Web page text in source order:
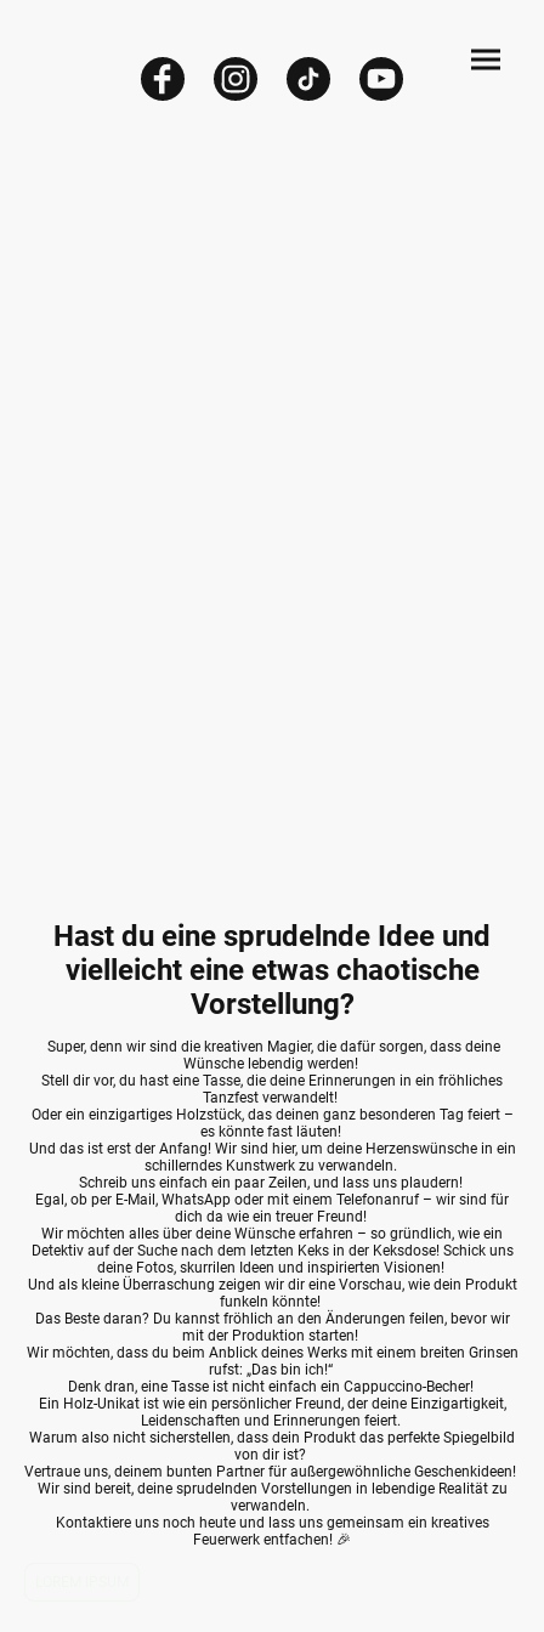
Hast du eine sprudelnde Idee und
vielleicht eine etwas chaotische
Vorstellung?
Super, denn wir sind die kreativen Magier, die dafür sorgen, dass deine
Wünsche lebendig werden!
Stell dir vor, du hast eine Tasse, die deine Erinnerungen in ein fröhliches
Tanzfest verwandelt!
Oder ein einzigartiges Holzstück, das deinen ganz besonderen Tag feiert –
es könnte fast läuten!
Und das ist erst der Anfang! Wir sind hier, um deine Herzenswünsche in ein
schillerndes Kunstwerk zu verwandeln.
Schreib uns einfach ein paar Zeilen, und lass uns plaudern!
Egal, ob per E-Mail, WhatsApp oder mit einem Telefonanruf – wir sind für
dich da wie ein treuer Freund!
Wir möchten alles über deine Wünsche erfahren – so gründlich, wie ein
Detektiv auf der Suche nach dem letzten Keks in der Keksdose! Schick uns
deine Fotos, skurrilen Ideen und inspirierten Visionen!
Und als kleine Überraschung zeigen wir dir eine Vorschau, wie dein Produkt
funkeln könnte!
Das Beste daran? Du kannst fröhlich an den Änderungen feilen, bevor wir
mit der Produktion starten!
Wir möchten, dass du beim Anblick deines Werks mit einem breiten Grinsen
rufst: „Das bin ich!“
Denk dran, eine Tasse ist nicht einfach ein Cappuccino-Becher!
Ein Holz-Unikat ist wie ein persönlicher Freund, der deine Einzigartigkeit,
Leidenschaften und Erinnerungen feiert.
Warum also nicht sicherstellen, dass dein Produkt das perfekte Spiegelbild
von dir ist?
Vertraue uns, deinem bunten Partner für außergewöhnliche Geschenkideen!
Wir sind bereit, deine sprudelnden Vorstellungen in lebendige Realität zu
verwandeln.
Kontaktiere uns noch heute und lass uns gemeinsam ein kreatives
Feuerwerk entfachen! 🎉